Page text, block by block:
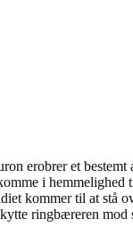
erobrer et
i
kommer til at stå
ringbæreren